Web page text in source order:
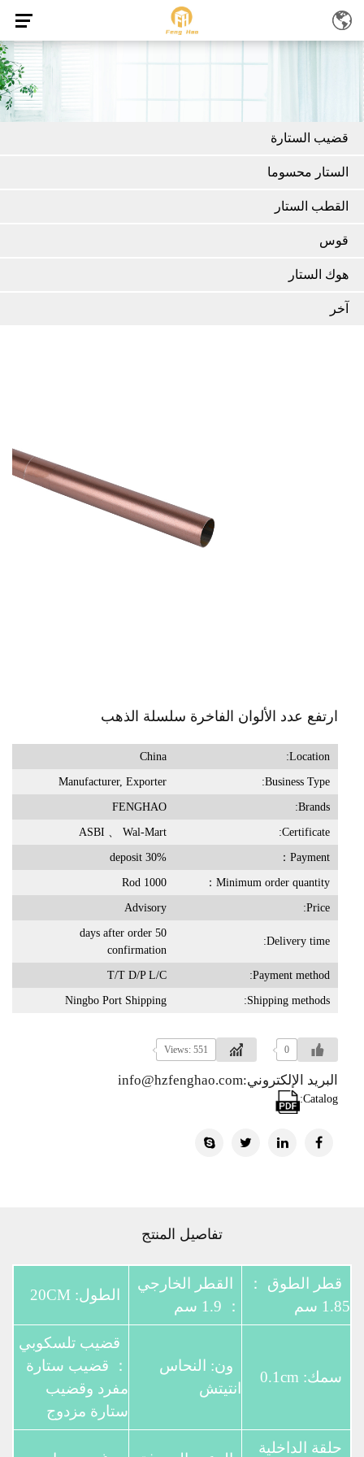
قضيب الستارة
الستار محسوما
القطب الستار
قوس
هوك الستار
آخر
ارتفع عدد الألوان الفاخرة سلسلة الذهب
Location:
China
Business Type:
Manufacturer, Exporter
Brands:
FENGHAO
Certificate:
ASBI 、 Wal-Mart
Payment：
30% deposit
Minimum order quantity：
1000 Rod
Price:
Advisory
Delivery time:
50 days after order
confirmation
Payment method:
T/T D/P L/C
Shipping methods:
Ningbo Port Shipping
0
Views: 551
البريد الإلكتروني:info@hzfenghao.com
Catalog:
تفاصيل المنتج
قطر الطوق ：
1.85 سم
القطر الخارجي
： 1.9 سم
الطول: 20CM
سمك: 0.1cm
ون: النحاس
انتيتش
قضيب تلسكوبي
： قضيب ستارة
مفرد وقضيب
ستارة مزدوج
حلقة الداخلية